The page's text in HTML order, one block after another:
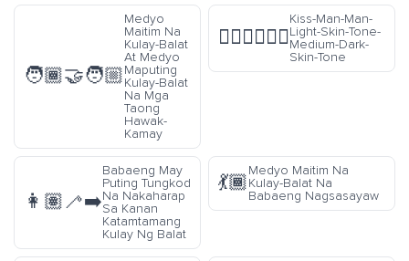
🧑🏾‍🤝‍🧑🏼
Medyo
Maitim Na
Kulay-Balat
At Medyo
Maputing
Kulay-Balat
Na Mga
Taong
Hawak-
Kamay
👨🏻‍❤️‍💋‍👨🏾
Kiss-Man-Man-
Light-Skin-Tone-
Medium-Dark-
Skin-Tone
👩🏽‍🦯‍➡️
Babaeng May
Puting Tungkod
Na Nakaharap
Sa Kanan
Katamtamang
Kulay Ng Balat
💃🏾
Medyo Maitim Na
Kulay-Balat Na
Babaeng Nagsasayaw